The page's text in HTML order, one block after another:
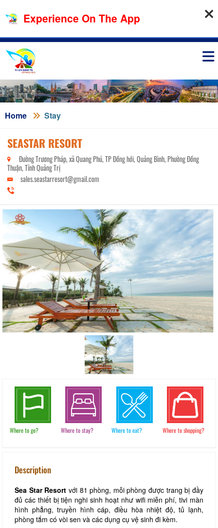
08-08-2026, 03:13:15
Home Stay
SEASTAR RESORT
Đường Trương Pháp, xã Quang Phú, TP Đồng hới, Quảng Bình, Phường Đồng
Thuận, Tỉnh Quảng Trị
sales.seastarresort@gmail.com
Where to go? Where to stay? Where to eat? Where to shopping?
Description
Sea Star Resort với 81 phòng, mỗi phòng được trang bị đầy
đủ các thiết bị tiện nghi sinh hoạt như wifi miễn phí, tivi màn
hình phẳng, truyền hình cáp, điều hòa nhiệt độ, tủ lạnh,
phòng tắm có vòi sen và các dụng cụ vệ sinh đi kèm.
Experience On The App